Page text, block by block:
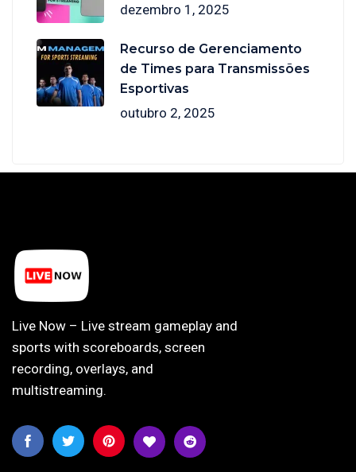
dezembro 1, 2025
Recurso de Gerenciamento
de Times para Transmissões
Esportivas
outubro 2, 2025
Live Now – Live stream gameplay and
sports with scoreboards, screen
recording, overlays, and
multistreaming.